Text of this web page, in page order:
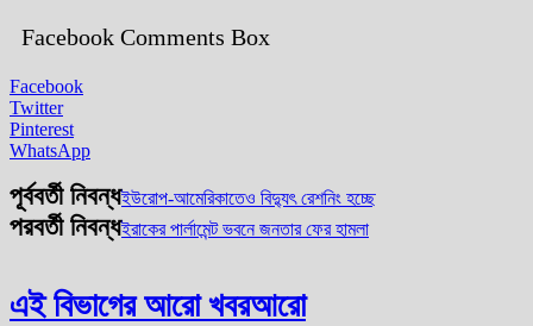
Facebook Comments Box
Facebook
Twitter
Pinterest
WhatsApp
পূর্ববর্তী নিবন্ধইউরোপ-আমেরিকাতেও বিদ্যুৎ রেশনিং হচ্ছে
পরবর্তী নিবন্ধইরাকের পার্লামেন্ট ভবনে জনতার ফের হামলা
এই বিভাগের আরো খবরআরো